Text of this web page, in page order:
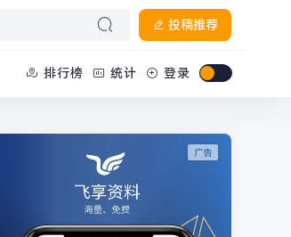
投稿推荐
排行榜 统计 登录